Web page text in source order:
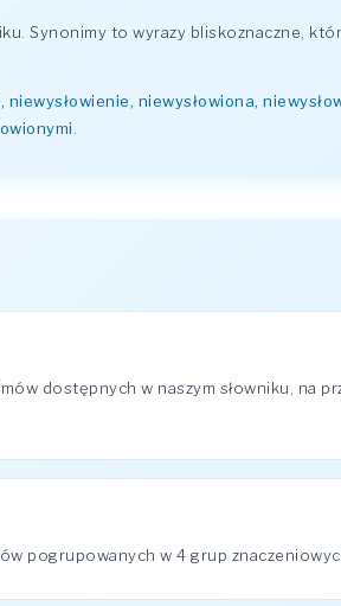
Synonimy to wyrazy bliskoznaczne,
niewysłowienie, niewysłowiona,
dostępnych w naszym słowniku, na
pogrupowanych w 4 grup